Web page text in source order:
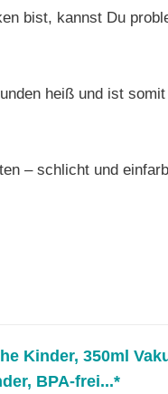
bist, kannst Du
heiß und ist
– schlicht und
Kinder, 350ml
BPA-frei...*